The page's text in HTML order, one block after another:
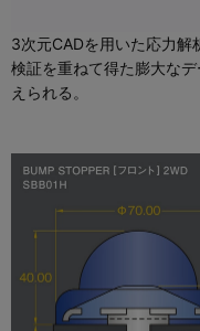
3次元CADを用いた応力解
検証を重ねて得た膨大な
えられる。